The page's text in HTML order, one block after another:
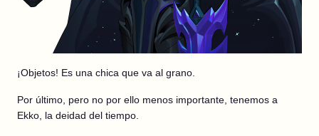
¡Objetos! Es una chica que va al grano.
Por último, pero no por ello menos importante, tenemos a
Ekko, la deidad del tiempo.